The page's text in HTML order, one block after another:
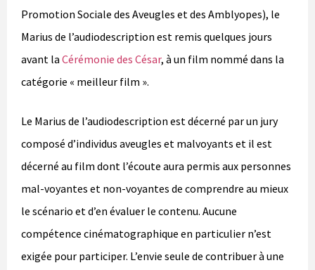
Promotion Sociale des Aveugles et des Amblyopes), le
Marius de l’audiodescription est remis quelques jours
avant la Cérémonie des César, à un film nommé dans la
catégorie « meilleur film ».
Le Marius de l’audiodescription est décerné par un jury
composé d’individus aveugles et malvoyants et il est
décerné au film dont l’écoute aura permis aux personnes
mal-voyantes et non-voyantes de comprendre au mieux
le scénario et d’en évaluer le contenu. Aucune
compétence cinématographique en particulier n’est
exigée pour participer. L’envie seule de contribuer à une